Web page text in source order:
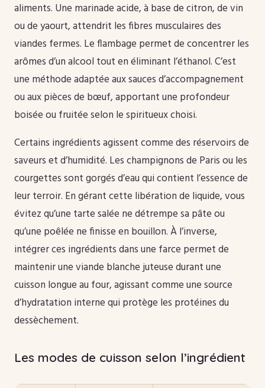
aliments. Une marinade acide, à base de citron, de vin
ou de yaourt, attendrit les fibres musculaires des
viandes fermes. Le flambage permet de concentrer les
arômes d’un alcool tout en éliminant l’éthanol. C’est
une méthode adaptée aux sauces d’accompagnement
ou aux pièces de bœuf, apportant une profondeur
boisée ou fruitée selon le spiritueux choisi.
Certains ingrédients agissent comme des réservoirs de
saveurs et d’humidité. Les champignons de Paris ou les
courgettes sont gorgés d’eau qui contient l’essence de
leur terroir. En gérant cette libération de liquide, vous
évitez qu’une tarte salée ne détrempe sa pâte ou
qu’une poêlée ne finisse en bouillon. À l’inverse,
intégrer ces ingrédients dans une farce permet de
maintenir une viande blanche juteuse durant une
cuisson longue au four, agissant comme une source
d’hydratation interne qui protège les protéines du
dessèchement.
Les modes de cuisson selon l’ingrédient